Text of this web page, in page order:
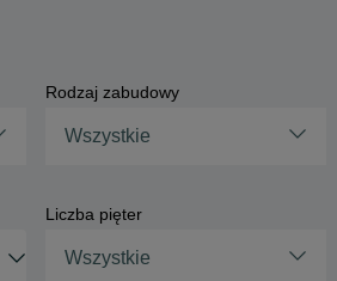
Rodzaj zabudowy
Wszystkie
Liczba pięter
Wszystkie